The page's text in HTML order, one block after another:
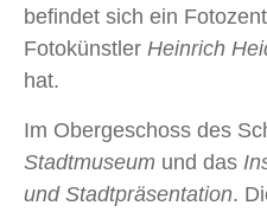
befindet sich ein
Fotokünstler Heinrich
hat.
Im Obergeschoss des
Stadtmuseum und das
und Stadtpräsentation.